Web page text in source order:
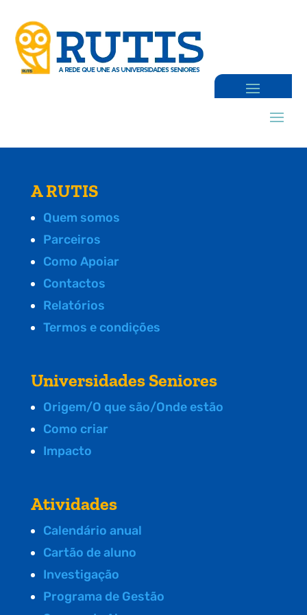
A RUTIS
Quem somos
Parceiros
Como Apoiar
Contactos
Relatórios
Termos e condições
Universidades Seniores
Origem/O que são/Onde estão
Como criar
Impacto
Atividades
Calendário anual
Cartão de aluno
Investigação
Programa de Gestão